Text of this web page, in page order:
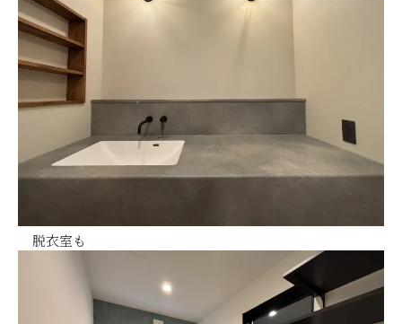
脱衣室も